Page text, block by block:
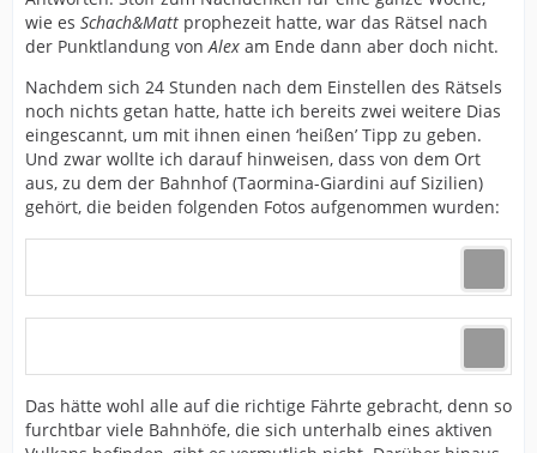
wie es Schach&Matt prophezeit hatte, war das Rätsel nach
der Punktlandung von Alex am Ende dann aber doch nicht.
Nachdem sich 24 Stunden nach dem Einstellen des Rätsels
noch nichts getan hatte, hatte ich bereits zwei weitere Dias
eingescannt, um mit ihnen einen ‘heißen’ Tipp zu geben.
Und zwar wollte ich darauf hinweisen, dass von dem Ort
aus, zu dem der Bahnhof (Taormina-Giardini auf Sizilien)
gehört, die beiden folgenden Fotos aufgenommen wurden:
Das hätte wohl alle auf die richtige Fährte gebracht, denn so
furchtbar viele Bahnhöfe, die sich unterhalb eines aktiven